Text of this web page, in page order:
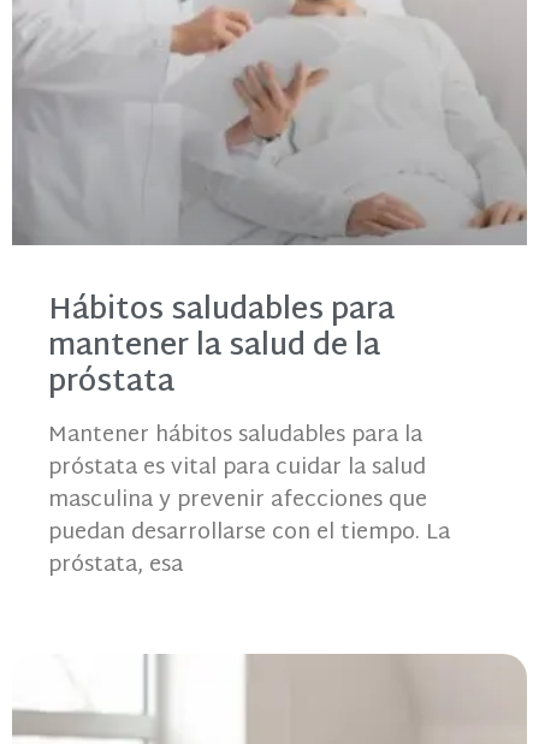
Hábitos saludables para
mantener la salud de la
próstata
Mantener hábitos saludables para la
próstata es vital para cuidar la salud
masculina y prevenir afecciones que
puedan desarrollarse con el tiempo. La
próstata, esa